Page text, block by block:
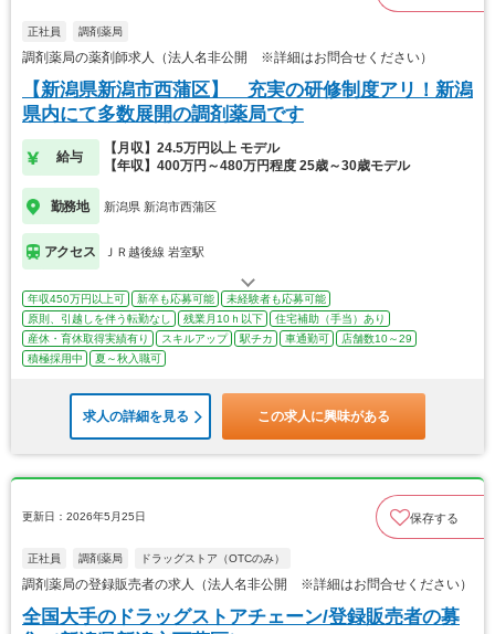
正社員 調剤薬局
調剤薬局の薬剤師求人（法人名非公開 ※詳細はお問合せください）
【新潟県新潟市西蒲区】 充実の研修制度アリ！新潟
県内にて多数展開の調剤薬局です
給与
【月収】24.5万円以上 モデル
【年収】400万円～480万円程度 25歳～30歳モデル
勤務地 新潟県 新潟市西蒲区
アクセス ＪＲ越後線 岩室駅
年収450万円以上可 新卒も応募可能
未経験者も応募可能
原則、引越しを伴う転勤なし
残業月10ｈ以下
住宅補助（手当）あり
産休・育休取得実績有り
スキルアップ 駅チカ 車通勤可
店舗数10～29
積極採用中
夏～秋入職可
求人の詳細を見る この求人に興味がある
更新日：2026年5月25日 保存する
正社員 調剤薬局 ドラッグストア（OTCのみ）
調剤薬局の登録販売者の求人（法人名非公開 ※詳細はお問合せください）
全国大手のドラッグストアチェーン/登録販売者の募